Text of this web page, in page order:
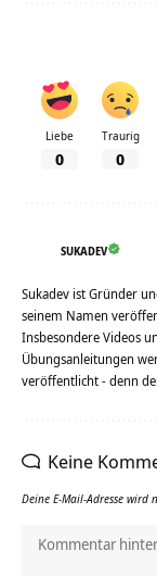
Liebe
0
Traurig
0
SUKADEV
Sukadev ist Gründer
seinem Namen
Insbesondere Videos
Übungsanleitungen
veröffentlicht - denn
Keine
Deine E-Mail-Adresse wird